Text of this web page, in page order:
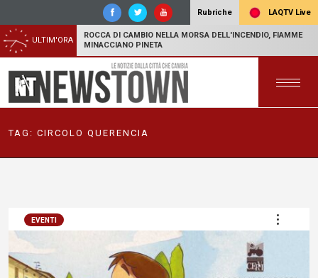
Rubriche LAQTV Live
ULTIM'ORA
ROCCA DI CAMBIO NELLA MORSA DELL'INCENDIO, FIAMME
MINACCIANO PINETA
TAG: CIRCOLO QUERENCIA
EVENTI